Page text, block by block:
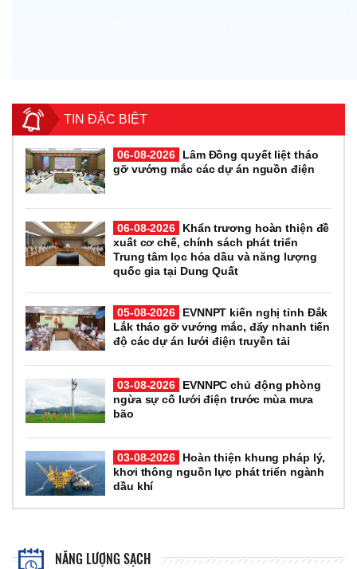
TIN ĐẶC BIỆT
06-08-2026
Lâm Đồng quyết liệt tháo
gỡ vướng mắc các dự án nguồn điện
06-08-2026
Khẩn trương hoàn thiện đề
xuất cơ chế, chính sách phát triển
Trung tâm lọc hóa dầu và năng lượng
quốc gia tại Dung Quất
05-08-2026
EVNNPT kiến nghị tỉnh Đắk
Lắk tháo gỡ vướng mắc, đẩy nhanh tiến
độ các dự án lưới điện truyền tải
03-08-2026
EVNNPC chủ động phòng
ngừa sự cố lưới điện trước mùa mưa
bão
03-08-2026
Hoàn thiện khung pháp lý,
khơi thông nguồn lực phát triển ngành
dầu khí
NĂNG LƯỢNG SẠCH